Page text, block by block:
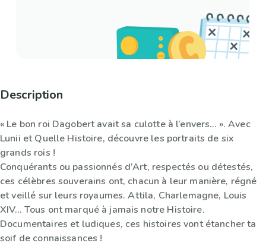
Description
« Le bon roi Dagobert avait sa culotte à l’envers… ». Avec
Lunii et Quelle Histoire, découvre les portraits de six
grands rois !
Conquérants ou passionnés d’Art, respectés ou détestés,
ces célèbres souverains ont, chacun à leur manière, régné
et veillé sur leurs royaumes. Attila, Charlemagne, Louis
XIV… Tous ont marqué à jamais notre Histoire.
Documentaires et ludiques, ces histoires vont étancher ta
soif de connaissances !